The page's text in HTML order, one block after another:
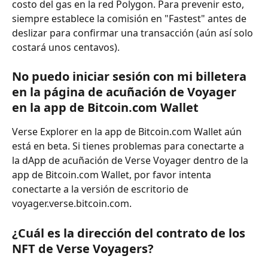
costo del gas en la red Polygon. Para prevenir esto,
siempre establece la comisión en "Fastest" antes de
deslizar para confirmar una transacción (aún así solo
costará unos centavos).
No puedo iniciar sesión con mi billetera
en la página de acuñación de Voyager
en la app de Bitcoin.com Wallet
Verse Explorer en la app de Bitcoin.com Wallet aún
está en beta. Si tienes problemas para conectarte a
la dApp de acuñación de Verse Voyager dentro de la
app de Bitcoin.com Wallet, por favor intenta
conectarte a la versión de escritorio de
voyager.verse.bitcoin.com.
¿Cuál es la dirección del contrato de los
NFT de Verse Voyagers?